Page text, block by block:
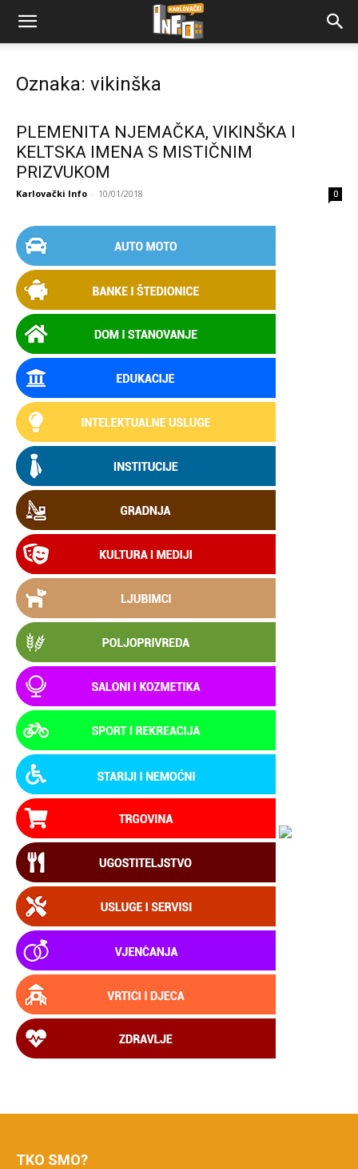
Oznaka: vikinška
PLEMENITA NJEMAČKA, VIKINŠKA I
KELTSKA IMENA S MISTIČNIM
PRIZVUKOM
Karlovački Info - 10/01/2018 0
TKO SMO?